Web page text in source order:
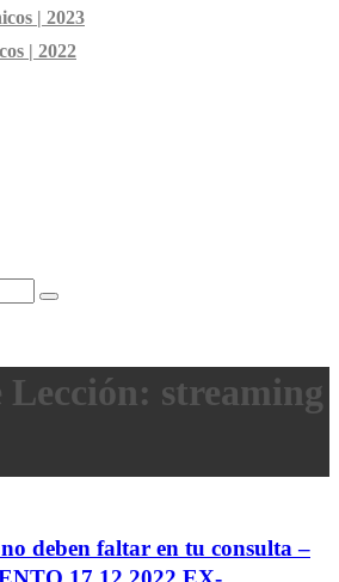
| 2023
| 2022
streaming
deben faltar en tu consulta –